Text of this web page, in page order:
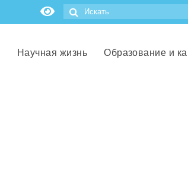
Научная жизнь Образование и